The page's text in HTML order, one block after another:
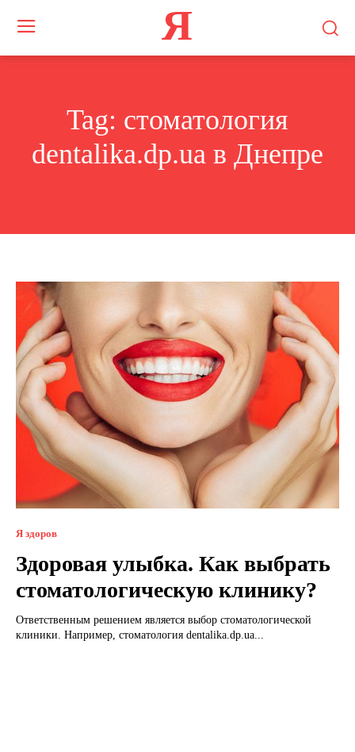
Я
Tag: стоматология
dentalika.dp.ua в Днепре
Я здоров
Здоровая улыбка. Как выбрать
стоматологическую клинику?
Ответственным решением является выбор стоматологической
клиники. Например, стоматология dentalika.dp.ua...